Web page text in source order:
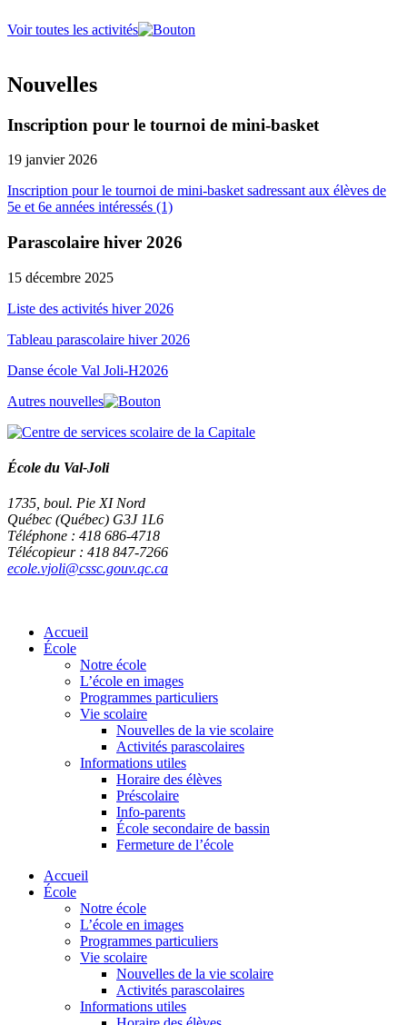
Voir toutes les activités
Nouvelles
Inscription pour le tournoi de mini-basket
19 janvier 2026
Inscription pour le tournoi de mini-basket sadressant aux élèves de
5e et 6e années intéressés (1)
Parascolaire hiver 2026
15 décembre 2025
Liste des activités hiver 2026
Tableau parascolaire hiver 2026
Danse école Val Joli-H2026
Autres nouvelles
École du Val-Joli
1735, boul. Pie XI Nord
Québec (Québec) G3J 1L6
Téléphone : 418 686-4718
Télécopieur : 418 847-7266
ecole.vjoli@cssc.gouv.qc.ca
Accueil
École
Notre école
L’école en images
Programmes particuliers
Vie scolaire
Nouvelles de la vie scolaire
Activités parascolaires
Informations utiles
Horaire des élèves
Préscolaire
Info-parents
École secondaire de bassin
Fermeture de l’école
Accueil
École
Notre école
L’école en images
Programmes particuliers
Vie scolaire
Nouvelles de la vie scolaire
Activités parascolaires
Informations utiles